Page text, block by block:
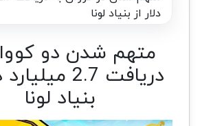
دلار از بنیاد لونا
متهم شدن دو
دریافت 2.7
بنیاد لونا